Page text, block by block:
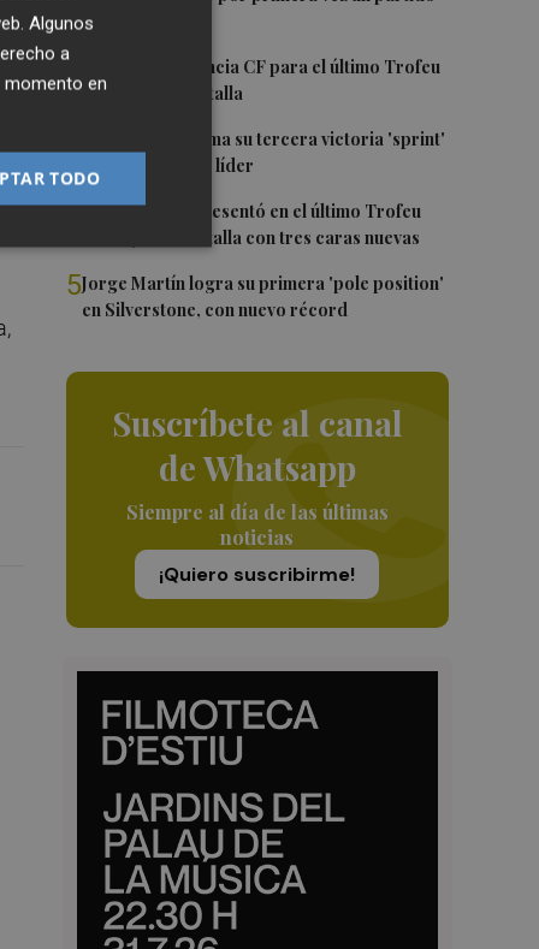
en Mestalla
2
El once del Valencia CF para el último Trofeu
Taronja de Mestalla
Jorge Martín suma su tercera victoria 'sprint'
del año y es más líder
4El Valencia se presentó en el último Trofeu
Taronja en Mestalla con tres caras nuevas
5Jorge Martín logra su primera 'pole position'
en Silverstone, con nuevo récord
Suscríbete al canal
de Whatsapp
Siempre al día de las últimas
noticias
¡Quiero suscribirme!
Algunos
a
momento en
TODO